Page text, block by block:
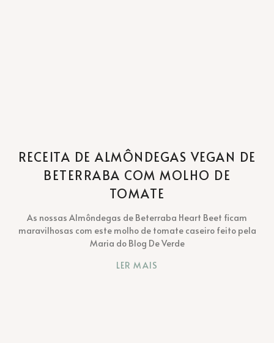
RECEITA DE ALMÔNDEGAS VEGAN DE
BETERRABA COM MOLHO DE
TOMATE
As nossas Almôndegas de Beterraba Heart Beet ficam
maravilhosas com este molho de tomate caseiro feito pela
Maria do Blog De Verde
LER MAIS